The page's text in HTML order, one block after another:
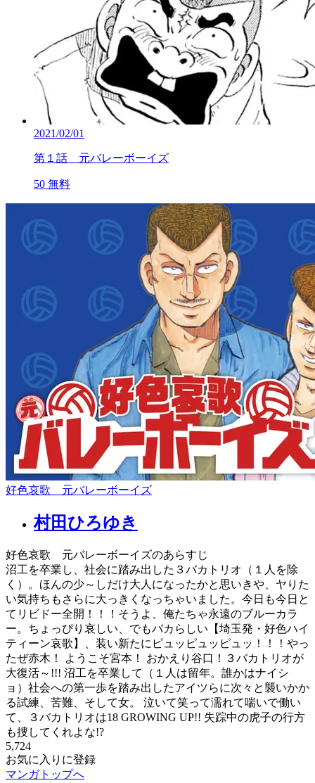
2021/02/01
第１話 元バレーボーイズ
50 無料
好色哀歌 元バレーボーイズ
村田ひろゆき
好色哀歌 元バレーボーイズのあらすじ
沼工を卒業し、社会に踏み出した３バカトリオ（１人を除
く）。ほんの少～しだけ大人になったかと思いきや、ヤりた
い気持ちもさらに大っきくなっちゃいました。今日も今日と
てリビドー全開！！！そうよ、俺たちゃ永遠のブルーカラ
ー。ちょっぴり哀しい、でもバカらしい【埼玉発・好色ハイ
ティーン哀歌】、装い新たにピュッピュッピュッ！！！やっ
たぜ赤木！ ようこそ宮本！ おかえり谷口！３バカトリオが
大復活～!!! 沼工を卒業して（１人は留年。誰かはナイシ
ョ）社会への第一歩を踏み出したアイツらに次々と襲いかか
る試練、苦難、そして女。 泣いて笑って濡れて喘いで働い
て、３バカトリオは18 GROWING UP!! 失踪中の虎子の行方
も捜してくれよな!?
5,724
お気に入りに登録
マンガトップへ